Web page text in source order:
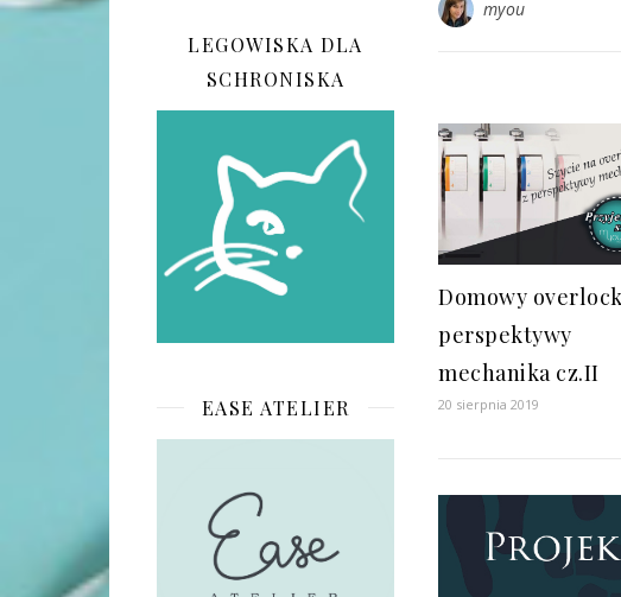
LEGOWISKA DLA
SCHRONISKA
EASE ATELIER
myou
Domowy
perspektywy
mechanika cz.II
20 sierpnia 2019